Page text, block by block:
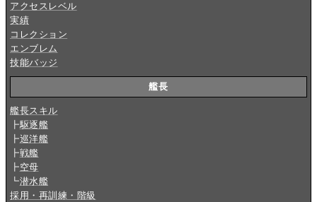
アクセスレベル
実績
コレクション
エンブレム
技能バッジ
艦長
艦長スキル
┣駆逐艦
┣巡洋艦
┣戦艦
┣空母
┗潜水艦
採用・再訓練・階級